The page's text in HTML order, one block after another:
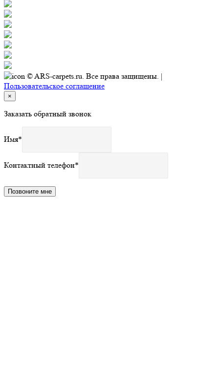
© ARS-carpets.ru. Все права защищены. |
Пользовательское соглашение
×
Заказать обратный звонок
Имя*
Контактный телефон*